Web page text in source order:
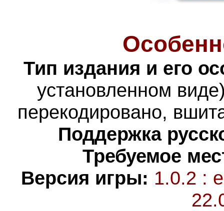
Тип издания и его
установленном
перекодировано,
Поддержка
Требуемое
Версия игры: 1.0.2 :